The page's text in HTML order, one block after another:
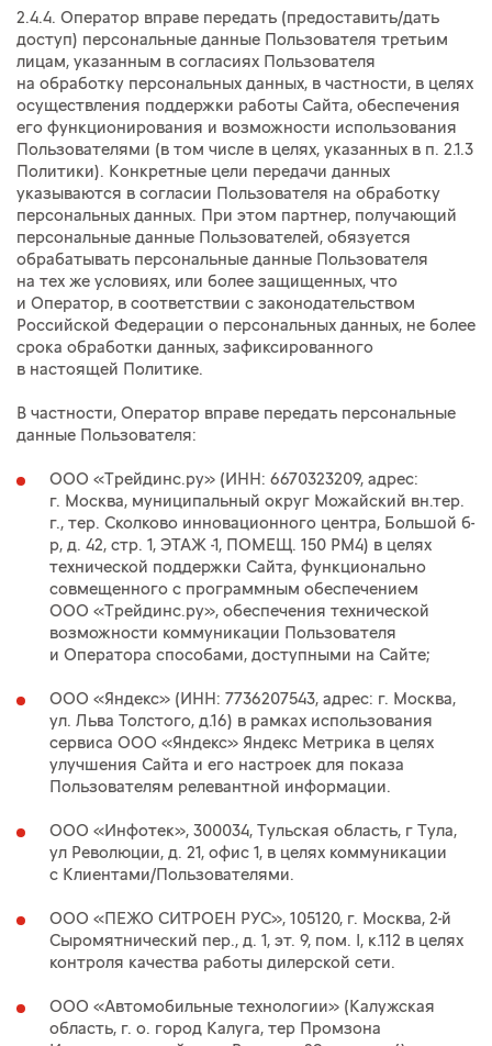
2.4.4. Оператор вправе передать (предоставить/дать
доступ) персональные данные Пользователя третьим
лицам, указанным в согласиях Пользователя
на обработку персональных данных, в частности, в целях
осуществления поддержки работы Сайта, обеспечения
его функционирования и возможности использования
Пользователями (в том числе в целях, указанных в п. 2.1.3
Политики). Конкретные цели передачи данных
указываются в согласии Пользователя на обработку
персональных данных. При этом партнер, получающий
персональные данные Пользователей, обязуется
обрабатывать персональные данные Пользователя
на тех же условиях, или более защищенных, что
и Оператор, в соответствии с законодательством
Российской Федерации о персональных данных, не более
срока обработки данных, зафиксированного
в настоящей Политике.
В частности, Оператор вправе передать персональные
данные Пользователя:
ООО «Трейдинс.ру» (ИНН: 6670323209, адрес:
г. Москва, муниципальный округ Можайский вн.тер.
г., тер. Сколково инновационного центра, Большой б-
р, д. 42, стр. 1, ЭТАЖ -1, ПОМЕЩ. 150 РМ4) в целях
технической поддержки Сайта, функционально
совмещенного с программным обеспечением
ООО «Трейдинс.ру», обеспечения технической
возможности коммуникации Пользователя
и Оператора способами, доступными на Сайте;
ООО «Яндекс» (ИНН: 7736207543, адрес: г. Москва,
ул. Льва Толстого, д.16) в рамках использования
сервиса ООО «Яндекс» Яндекс Метрика в целях
улучшения Сайта и его настроек для показа
Пользователям релевантной информации.
ООО «Инфотек», 300034, Тульская область, г Тула,
ул Революции, д. 21, офис 1, в целях коммуникации
с Клиентами/Пользователями.
ООО «ПЕЖО СИТРОЕН РУС», 105120, г. Москва, 2-й
Сыромятнический пер., д. 1, эт. 9, пом. I, к.112 в целях
контроля качества работы дилерской сети.
ООО «Автомобильные технологии» (Калужская
область, г. о. город Калуга, тер Промзона